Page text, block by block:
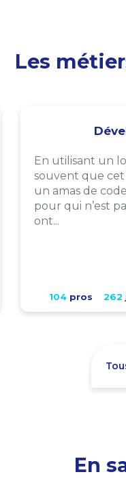
Les
En utilisant un
souvent que
un amas de
pour qui n’est
ont...
104pros 262
En